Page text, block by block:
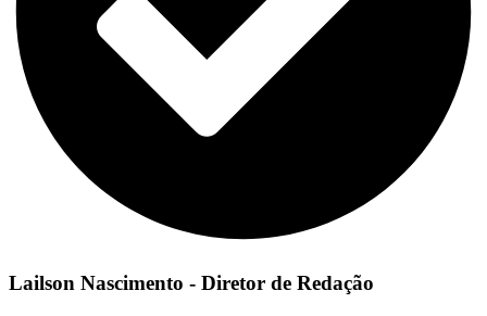
Lailson Nascimento - Diretor de Redação